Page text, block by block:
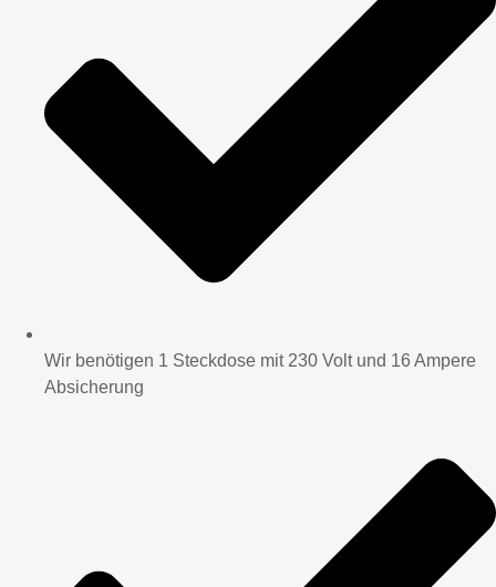
Wir benötigen 1 Steckdose mit 230 Volt und 16 Ampere
Absicherung